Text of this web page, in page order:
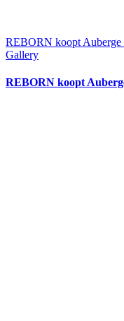
REBORN koopt Auberge
Gallery
REBORN koopt